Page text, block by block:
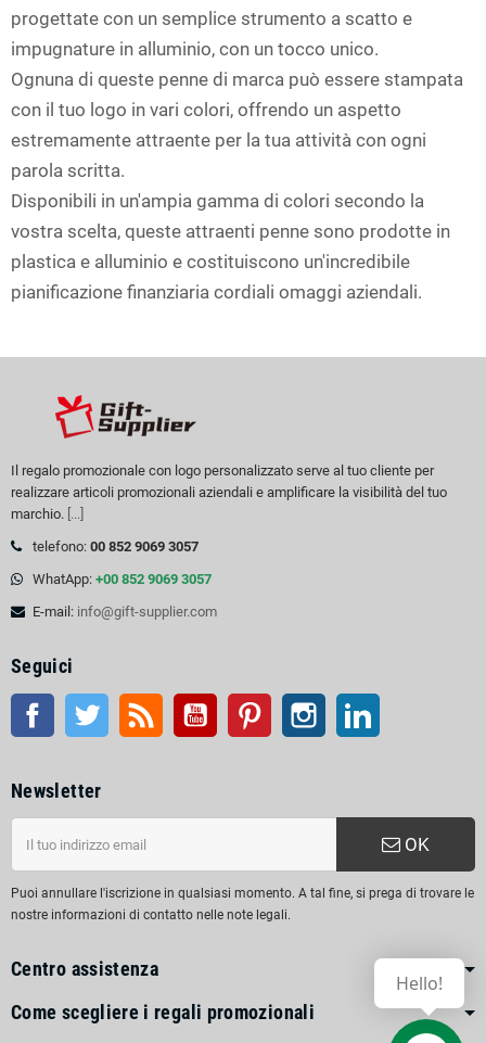
progettate con un semplice strumento a scatto e
impugnature in alluminio, con un tocco unico.
Ognuna di queste penne di marca può essere stampata
con il tuo logo in vari colori, offrendo un aspetto
estremamente attraente per la tua attività con ogni
parola scritta.
Disponibili in un'ampia gamma di colori secondo la
vostra scelta, queste attraenti penne sono prodotte in
plastica e alluminio e costituiscono un'incredibile
pianificazione finanziaria cordiali omaggi aziendali.
Il regalo promozionale con logo personalizzato serve al tuo cliente per
realizzare articoli promozionali aziendali e amplificare la visibilità del tuo
marchio. [...]
telefono: 00 852 9069 3057
WhatApp: +00 852 9069 3057
E-mail: info@gift-supplier.com
Seguici
Facebook Twitter RSS Youtube Pinterest Instagram
Newsletter
OK
Puoi annullare l'iscrizione in qualsiasi momento. A tal fine, si prega di trovare le
nostre informazioni di contatto nelle note legali.
Centro assistenza
Come scegliere i regali promozionali
Hello!